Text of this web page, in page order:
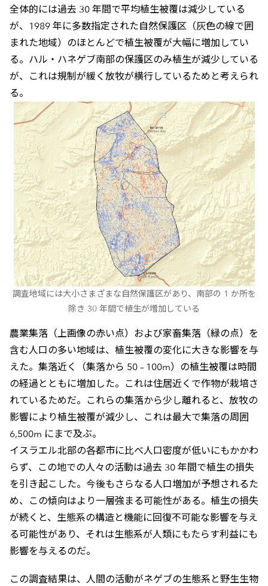
全体的には過去 30 年間で平均植生被覆は減少している
が、1989 年に多数指定された自然保護区（灰色の線で囲
まれた地域）のほとんどで植生被覆が大幅に増加してい
る。ハル・ハネゲブ南部の保護区のみ植生が減少している
が、これは規制が緩く放牧が横行しているためと考えられ
る。
調査地域には大小さまざまな自然保護区があり、南部の 1 か所を
除き 30 年間で植生が増加している
農業集落（上画像の赤い点）および家畜集落（緑の点）を
含む人口の多い地域は、植生被覆の変化に大きな影響を与
えた。集落近く（集落から 50 – 100m）の植生被覆は時間
の経過とともに増加した。これは住居近くで作物が栽培さ
れているためだ。これらの集落から少し離れると、放牧の
影響により植生被覆が減少し、これは最大で集落の周囲
6,500m にまで及ぶ。
イスラエル北部の各都市に比べ人口密度が低いにもかかわ
らず、この地での人々の活動は過去 30 年間で植生の損失
を引き起こした。今後もさらなる人口増加が予想されるた
め、この傾向はより一層強まる可能性がある。植生の損失
が続くと、生態系の構造と機能に回復不可能な影響を与え
る可能性があり、それは生態系が人類にもたらす利益にも
影響を与えるのだ。
この調査結果は、人間の活動がネゲブの生態系と野生生物